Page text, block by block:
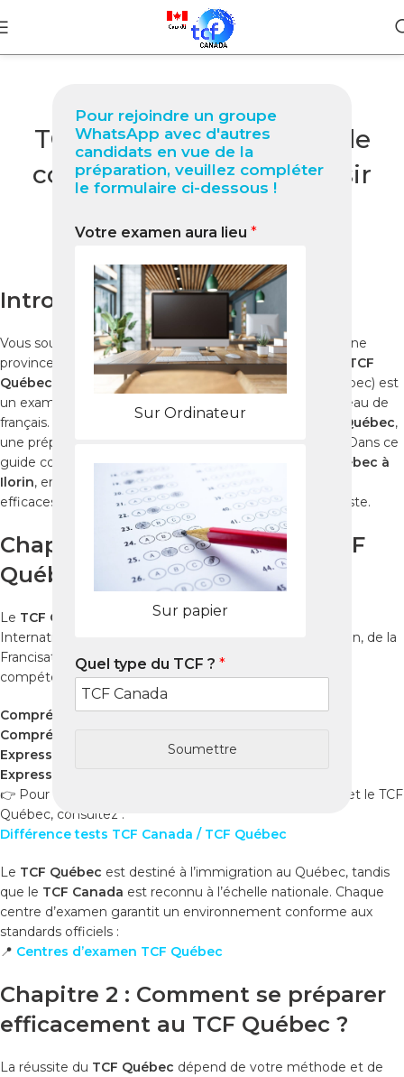
Pour rejoindre un groupe
WhatsApp avec d'autres
candidats en vue de la
préparation, veuillez compléter
le formulaire ci-dessous !
Votre examen aura lieu *
Sur Ordinateur
Sur papier
Quel type du TCF ? *
Soumettre
BLOG
TCF Québec à Ilorin Guide
complet 2025 pour réussir
NabilOn décembre 29, 2025
Introduction
Vous souhaitez immigrer au Québec ou travailler dans une
province francophone du Canada depuis le Nigeria ? Le
TCF
Québec (Test de Connaissance du Français pour le Québec) est
un examen officiel indispensable pour évaluer votre niveau de
français. Que vous prépariez leTCF Canada TCF Québec,
une préparation rigoureuse est essentielle pour réussir. Dans ce
guide complet, découvrez comment réussir le
TCF Québec à
Ilorin, en utilisant des ressources fiables, des méthodes
efficaces et les
Packs Nabilpour un entraînement réaliste.
Chapitre 1 : Qu’est-ce que le TCF
Québec ?
Le TCF Québec
est administré par France Éducation
International et reconnu par le Ministère de l’Immigration, de la
Francisation et de l’Intégration (MIFI). Il évalue vos
compétences dans quatre domaines :
Compréhension orale
Compréhension écrite
Expression orale
Expression écrite
👉 Pour comprendre la différence entre le TCF Canada et le TCF
Québec, consultez :
Différence tests TCF Canada / TCF Québec
Le TCF Québec est destiné à l’immigration au Québec, tandis
que le TCF Canada est reconnu à l’échelle nationale. Chaque
centre d’examen garantit un environnement conforme aux
standards officiels :
📍 Centres d’examen TCF Québec
Chapitre 2 : Comment se préparer
efficacement au TCF Québec ?
La réussite du TCF Québec dépend de votre méthode et de